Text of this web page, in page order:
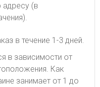
адресу (в
в течение 1-3 дней.
в зависимости от
Как
занимает от 1 до